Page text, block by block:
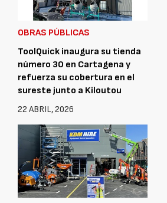
OBRAS PÚBLICAS
ToolQuick inaugura su tienda
número 30 en Cartagena y
refuerza su cobertura en el
sureste junto a Kiloutou
22 ABRIL, 2026